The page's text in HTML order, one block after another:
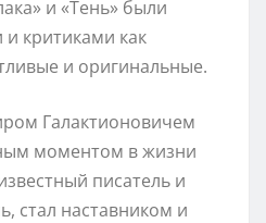
и «Тень» были
критиками как
и оригинальные.
Галактионовичем
моментом в жизни
писатель и
стал наставником и